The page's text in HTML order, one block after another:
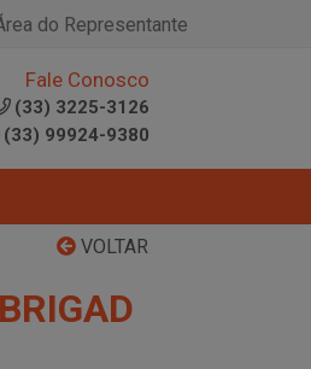
do Representante
Fale Conosco
(33) 3225-3126
(33) 99924-9380
VOLTAR